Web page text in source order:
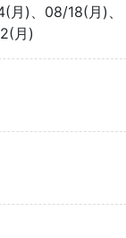
)、08/18(月)、
月)